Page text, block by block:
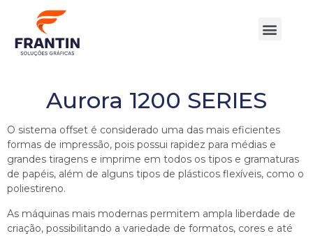
Aurora 1200 SERIES
O sistema offset é considerado uma das mais eficientes
formas de impressão, pois possui rapidez para médias e
grandes tiragens e imprime em todos os tipos e gramaturas
de papéis, além de alguns tipos de plásticos flexíveis, como o
poliestireno.
As máquinas mais modernas permitem ampla liberdade de
criação, possibilitando a variedade de formatos, cores e até